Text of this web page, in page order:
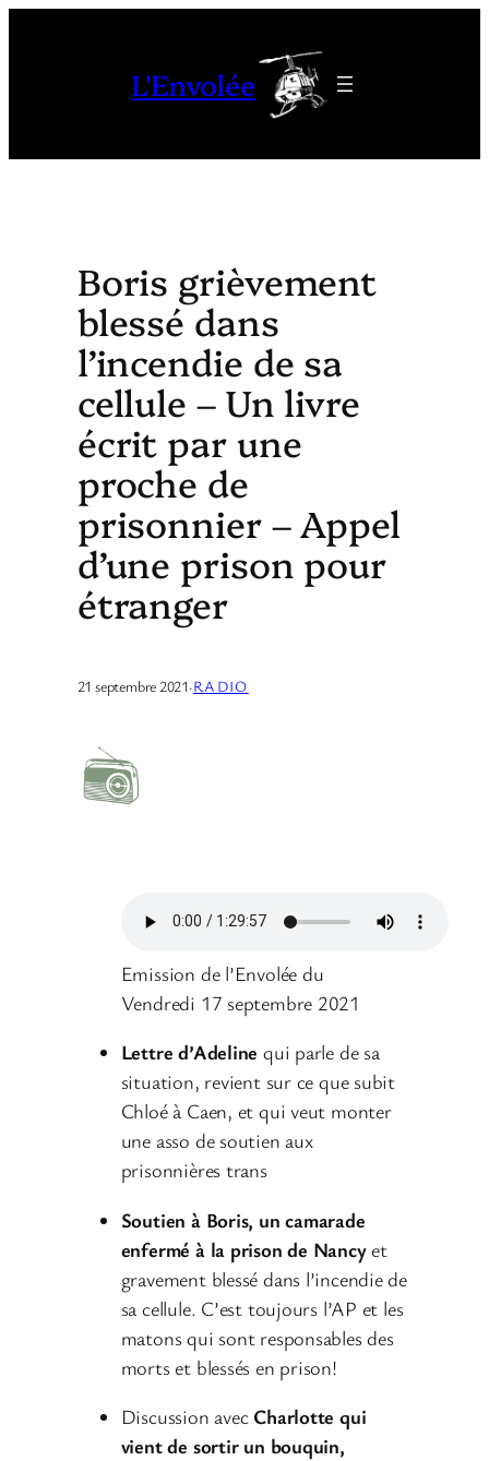
L'Envolée
Boris grièvement
blessé dans
l’incendie de sa
cellule – Un livre
écrit par une
proche de
prisonnier – Appel
d’une prison pour
étranger
21 septembre 2021·RADIO
Emission de l’Envolée du
Vendredi 17 septembre 2021
Lettre d’Adeline qui parle de sa
situation, revient sur ce que subit
Chloé à Caen, et qui veut monter
une asso de soutien aux
prisonnières trans
Soutien à Boris, un camarade
enfermé à la prison de Nancy et
gravement blessé dans l’incendie de
sa cellule. C’est toujours l’AP et les
matons qui sont responsables des
morts et blessés en prison!
Discussion avec Charlotte qui
vient de sortir un bouquin,